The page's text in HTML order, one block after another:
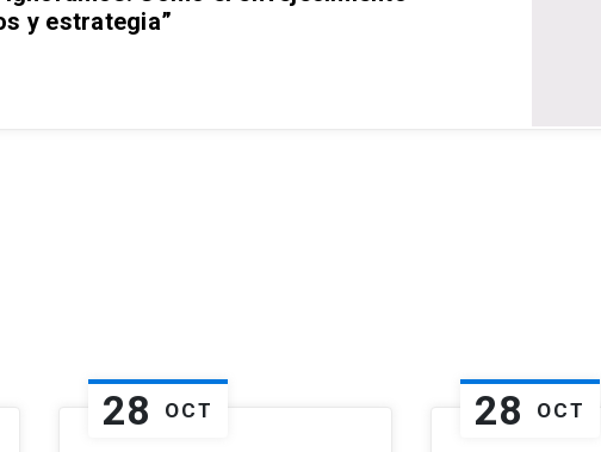
y estrategia”
28 OCT 28 OCT